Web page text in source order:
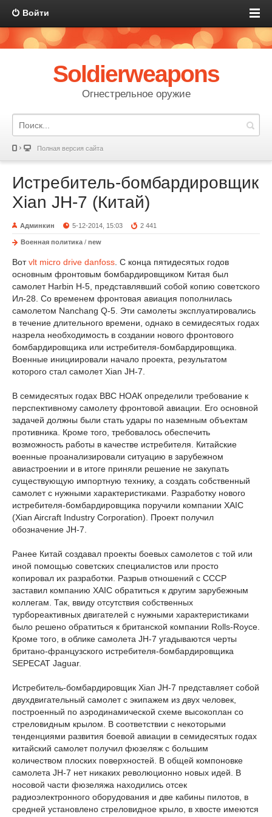
Войти
Soldierweapons
Огнестрельное оружие
Полная версия сайта
Истребитель-бомбардировщик
Xian JH-7 (Китай)
Админкин 5-12-2014, 15:03 2 441
Военная политика / new
Вотvlt micro drive danfoss . С конца пятидесятых годов
основным фронтовым бомбардировщиком Китая был
самолет Harbin H-5, представлявший собой копию советского
Ил-28. Со временем фронтовая авиация пополнилась
самолетом Nanchang Q-5. Эти самолеты эксплуатировались
в течение длительного времени, однако в семидесятых годах
назрела необходимость в создании нового фронтового
бомбардировщика или истребителя-бомбардировщика.
Военные инициировали начало проекта, результатом
которого стал самолет Xian JH-7.
В семидесятых годах ВВС НОАК определили требование к
перспективному самолету фронтовой авиации. Его основной
задачей должны были стать удары по наземным объектам
противника. Кроме того, требовалось обеспечить
возможность работы в качестве истребителя. Китайские
военные проанализировали ситуацию в зарубежном
авиастроении и в итоге приняли решение не закупать
существующую импортную технику, а создать собственный
самолет с нужными характеристиками. Разработку нового
истребителя-бомбардировщика поручили компании XAIC
(Xian Aircraft Industry Corporation). Проект получил
обозначение JH-7.
Ранее Китай создавал проекты боевых самолетов с той или
иной помощью советских специалистов или просто
копировал их разработки. Разрыв отношений с СССР
заставил компанию XAIC обратиться к другим зарубежным
коллегам. Так, ввиду отсутствия собственных
турбореактивных двигателей с нужными характеристиками
было решено обратиться к британской компании Rolls-Royce.
Кроме того, в облике самолета JH-7 угадываются черты
британо-французского истребителя-бомбардировщика
SEPECAT Jaguar.
Истребитель-бомбардировщик Xian JH-7 представляет собой
двухдвигательный самолет с экипажем из двух человек,
построенный по аэродинамической схеме высокоплан со
стреловидным крылом. В соответствии с некоторыми
тенденциями развития боевой авиации в семидесятых годах
китайский самолет получил фюзеляж с большим
количеством плоских поверхностей. В общей компоновке
самолета JH-7 нет никаких революционно новых идей. В
носовой части фюзеляжа находились отсек
радиоэлектронного оборудования и две кабины пилотов, в
средней установлено стреловидное крыло, в хвосте имеются